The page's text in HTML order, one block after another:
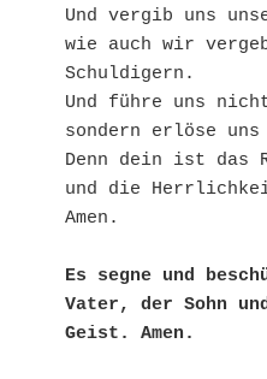
Und vergib uns
wie auch wir
Schuldigern.
Und führe uns
sondern erlöse uns
Denn dein ist das
und die
Amen.
Es segne und
Vater, der Sohn
Geist. Amen.